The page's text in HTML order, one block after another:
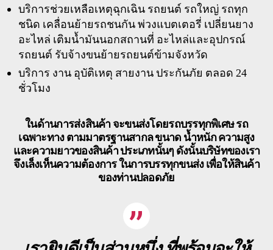
บริการช่วยเหลือเหตุฉุกเฉิน รถยนต์ รถใหญ่ รถทุก
ชนิด เคลื่อนย้ายรถชนกัน พ่วงแบตเตอรี่ เปลี่ยนยาง
อะไหล่ เติมน้ำมันนอกสถานที่ อะไหล่และอุปกรณ์
รถยนต์ รับจ้างขนย้ายรถยนต์ข้ามจังหวัด
บริการ งาน อุบัติเหตุ สายงาน ประกันภัย ตลอด 24
ชั่วโมง
ในด้านการส่งสินค้า จะขนส่งโดยรถบรรทุกพิเศษ รถ
เฉพาะทาง ตามมาตรฐานสากล ขนาด น้ำหนัก ความสูง
และความยาวของสินค้า ประเภทนั้นๆ ดังนั้นบริษัทของเรา
จึงเล็งเห็นความต้องการ ในการบรรทุกขนส่ง เพื่อให้สินค้า
ของท่านปลอดภัย